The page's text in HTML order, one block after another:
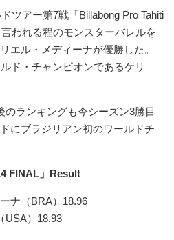
ツアー第7戦「Billabong Pro Tahiti
われる程のモンスターバレルを
エル・メディーナが優勝した。
ド・チャンピオンであるケリ
のランキングも今シーズン3勝目
にブラジリアン初のワールドチ
FINAL」Result
ナ（BRA）18.96
USA）18.93